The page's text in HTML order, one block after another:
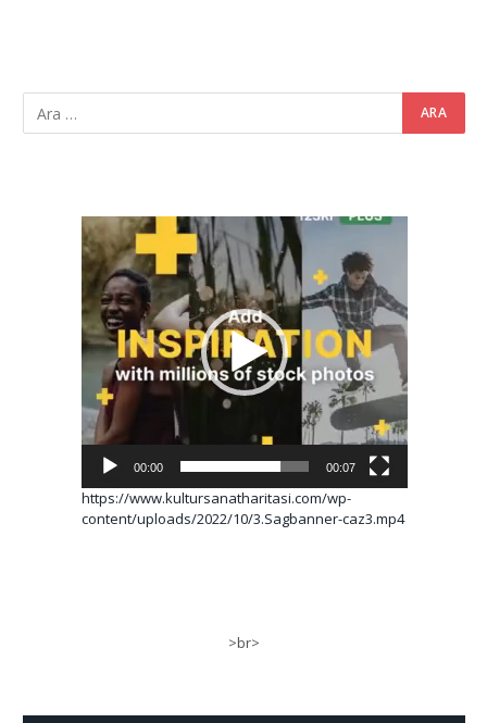
Video
oynatıcı
00:00 00:07
https://www.kultursanatharitasi.com/wp-
content/uploads/2022/10/3.Sagbanner-caz3.mp4
>br>